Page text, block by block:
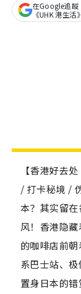
在Google追蹤
《UHK 港生活》
【香港好去
/ 打卡秘境 /
本？其实留
风！香港隐
的咖啡店前
系巴士站、
置身日本的